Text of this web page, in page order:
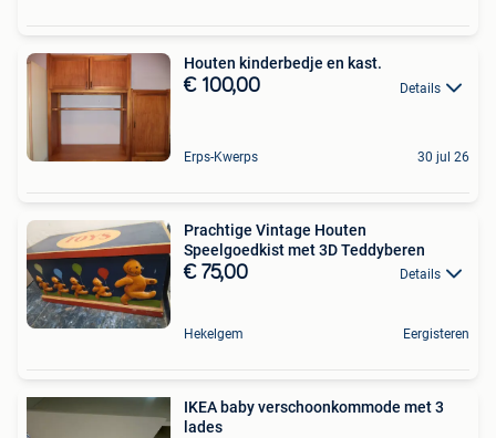
Houten kinderbedje en kast.
€ 100,00 Details
Erps-Kwerps 30 jul 26
Prachtige Vintage Houten
Speelgoedkist met 3D Teddyberen
€ 75,00 Details
Hekelgem Eergisteren
IKEA baby verschoonkommode met 3
lades